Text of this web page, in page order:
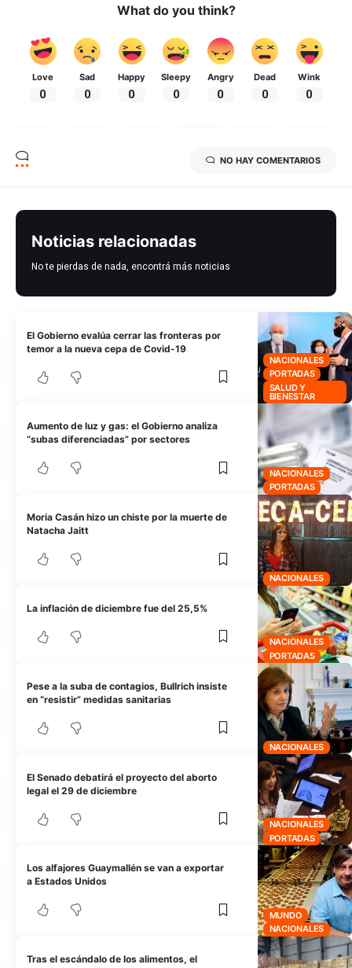
What do you think?
Love
0
Sad
0
Happy
0
Sleepy
0
Angry
0
Dead
0
Wink
0
NO HAY COMENTARIOS
Noticias relacionadas
No te pierdas de nada, encontrá más noticias
NACIONALES
PORTADAS
SALUD Y
BIENESTAR
El Gobierno evalúa cerrar las fronteras por
temor a la nueva cepa de Covid-19
NACIONALES
PORTADAS
Aumento de luz y gas: el Gobierno analiza
“subas diferenciadas” por sectores
NACIONALES
Moria Casán hizo un chiste por la muerte de
Natacha Jaitt
NACIONALES
PORTADAS
La inflación de diciembre fue del 25,5%
NACIONALES
Pese a la suba de contagios, Bullrich insiste
en “resistir” medidas sanitarias
NACIONALES
PORTADAS
El Senado debatirá el proyecto del aborto
legal el 29 de diciembre
MUNDO
NACIONALES
Los alfajores Guaymallén se van a exportar
a Estados Unidos
Tras el escándalo de los alimentos, el